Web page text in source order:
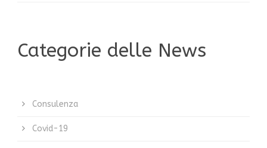
Categorie delle News
Consulenza
Covid-19